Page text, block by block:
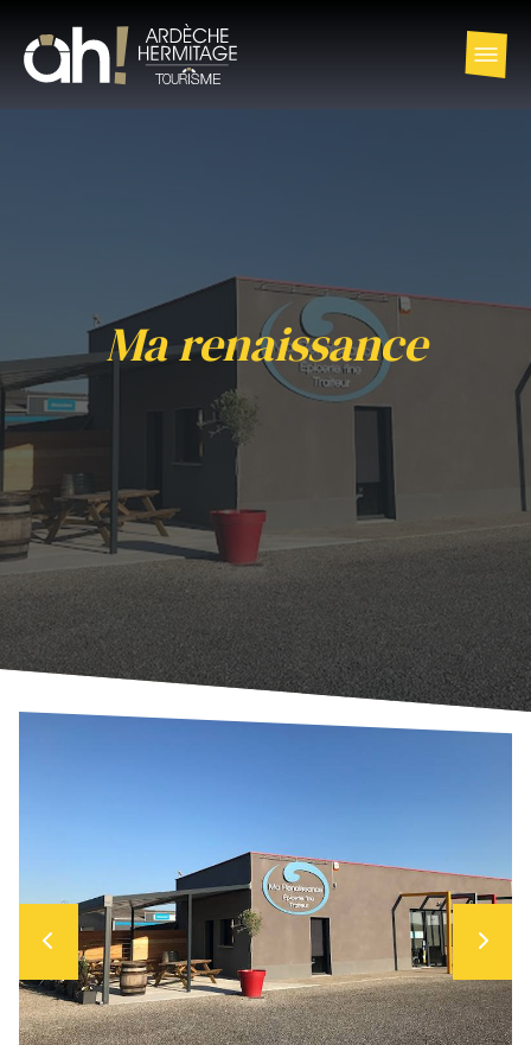
Ma renaissance